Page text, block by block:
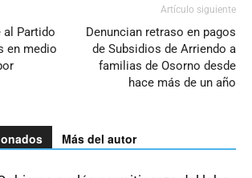
al Partido
en medio
Artículo siguiente
Denuncian retraso en pagos
de Subsidios de Arriendo a
familias de Osorno desde
hace más de un año
Más del autor